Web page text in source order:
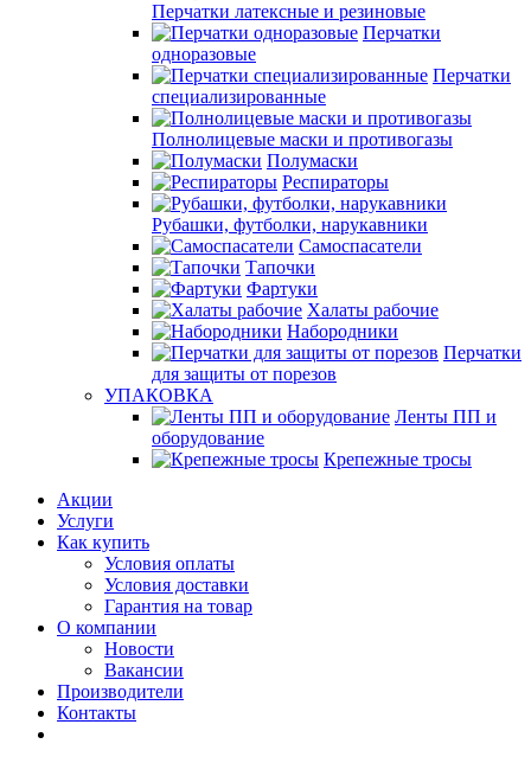
Перчатки латексные и резиновые
Перчатки
одноразовые
Перчатки
специализированные
Полнолицевые маски и противогазы
Полумаски
Респираторы
Рубашки, футболки, нарукавники
Самоспасатели
Тапочки
Фартуки
Халаты рабочие
Набородники
Перчатки
для защиты от порезов
УПАКОВКА
Ленты ПП и
оборудование
Крепежные тросы
Акции
Услуги
Как купить
Условия оплаты
Условия доставки
Гарантия на товар
О компании
Новости
Вакансии
Производители
Контакты